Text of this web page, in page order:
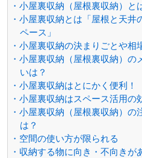
・小屋裏収納（屋根裏収納）と
・小屋裏収納とは「屋根と天
ペース」
・小屋裏収納の決まりごとや相
・小屋裏収納（屋根裏収納）
いは？
・小屋裏収納はとにかく便利！
・小屋裏収納はスペース活用の
・小屋裏収納（屋根裏収納）
は？
・空間の使い方が限られる
・収納する物に向き・不向きが